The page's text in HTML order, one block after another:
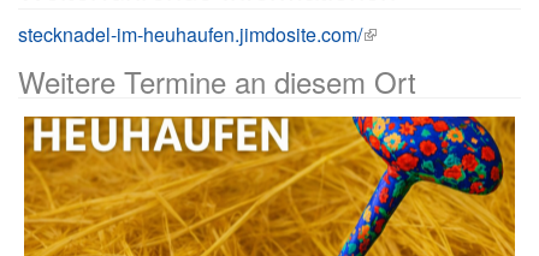
stecknadel-im-heuhaufen.jimdosite.com/
Weitere Termine an diesem Ort